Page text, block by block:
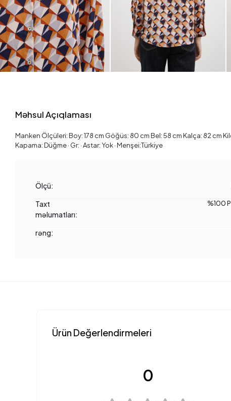
Məhsul Açıqlaması
Manken Ölçüleri: Boy: 178 cm Göğüs: 80 cm Bel: 58 cm Kalça: 82 cm
Kapama: Düğme · Gr: · Astar: Yok · Menşei:Türkiye
Ölçü:
Taxt
məlumatları:
%100
rəng:
Ürün Değerlendirmeleri
0